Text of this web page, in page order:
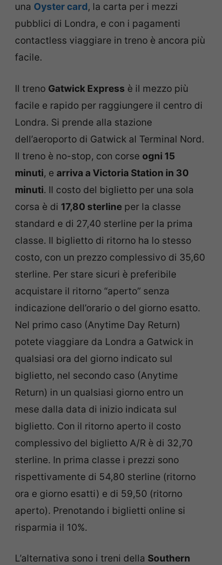
una Oyster card, la carta per i mezzi
pubblici di Londra, e con i pagamenti
contactless viaggiare in treno è ancora più
facile.
Il treno Gatwick Express è il mezzo più
facile e rapido per raggiungere il centro di
Londra. Si prende alla stazione
dell’aeroporto di Gatwick al Terminal Nord.
Il treno è no-stop, con corse ogni 15
minuti, e arriva a Victoria Station in 30
minuti. Il costo del biglietto per una sola
corsa è di 17,80 sterline per la classe
standard e di 27,40 sterline per la prima
classe. Il biglietto di ritorno ha lo stesso
costo, con un prezzo complessivo di 35,60
sterline. Per stare sicuri è preferibile
acquistare il ritorno “aperto” senza
indicazione dell’orario o del giorno esatto.
Nel primo caso (Anytime Day Return)
potete viaggiare da Londra a Gatwick in
qualsiasi ora del giorno indicato sul
biglietto, nel secondo caso (Anytime
Return) in un qualsiasi giorno entro un
mese dalla data di inizio indicata sul
biglietto. Con il ritorno aperto il costo
complessivo del biglietto A/R è di 32,70
sterline. In prima classe i prezzi sono
rispettivamente di 54,80 sterline (ritorno
ora e giorno esatti) e di 59,50 (ritorno
aperto). Prenotando i biglietti online si
risparmia il 10%.
L’alternativa sono i treni della Southern